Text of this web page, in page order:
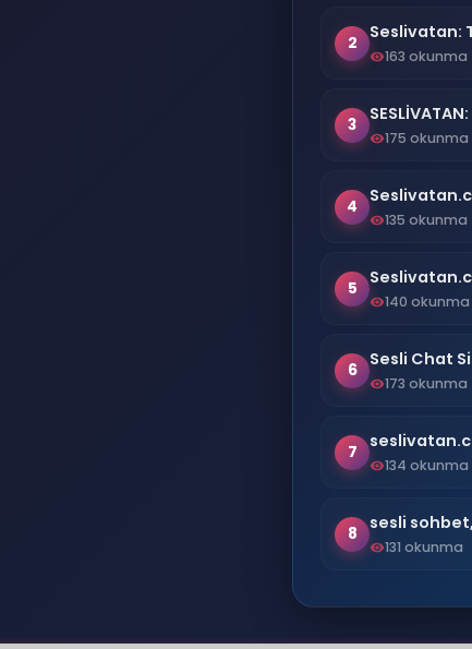
2
163 okunma
3
175 okunma
4
135 okunma
5
140 okunma
6
173 okunma
7
134 okunma
8
131 okunma